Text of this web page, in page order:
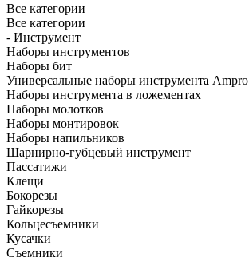
Все категории
Все категории
- Инструмент
Наборы инструментов
Наборы бит
Универсальные наборы инструмента Ampro
Наборы инструмента в ложементах
Наборы молотков
Наборы монтировок
Наборы напильников
Шарнирно-губцевый инструмент
Пассатижи
Клещи
Бокорезы
Гайкорезы
Кольцесъемники
Кусачки
Съемники